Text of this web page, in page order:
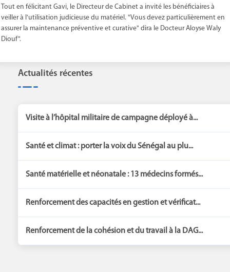
Tout en félicitant Gavi, le Directeur de Cabinet a invité les bénéficiaires à
veiller à l'utilisation judicieuse du matériel. "Vous devez particulièrement en
assurer la maintenance préventive et curative" dira le Docteur Aloyse Waly
Diouf".
Actualités récentes
Visite à l’hôpital militaire de campagne déployé à...
Santé et climat : porter la voix du Sénégal au plu...
Santé matérielle et néonatale : 13 médecins formés...
Renforcement des capacités en gestion et vérificat...
Renforcement de la cohésion et du travail à la DAG...